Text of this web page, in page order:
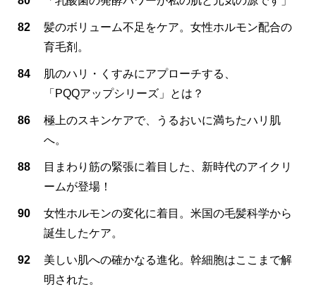
82
髪のボリューム不足をケア。女性ホルモン配合の
育毛剤。
84
肌のハリ・くすみにアプローチする、
「PQQアップシリーズ」とは？
86
極上のスキンケアで、うるおいに満ちたハリ肌
へ。
88
目まわり筋の緊張に着目した、新時代のアイクリ
ームが登場！
90
女性ホルモンの変化に着目。米国の毛髪科学から
誕生したケア。
92
美しい肌への確かなる進化。幹細胞はここまで解
明された。